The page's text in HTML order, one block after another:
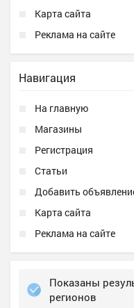
Карта сайта
Реклама на сайте
Навигация
На главную
Магазины
Регистрация
Статьи
Добавить
Карта сайта
Реклама на сайте
Показаны
регионов